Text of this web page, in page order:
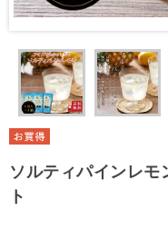
ソルティパインレ
ト